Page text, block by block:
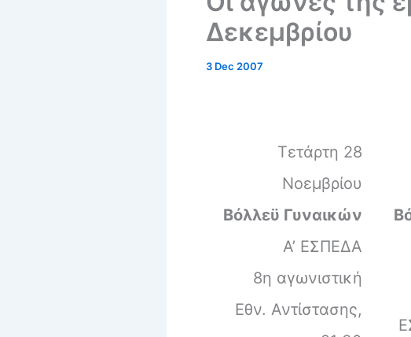
Δεκεμβρίου
3 Dec 2007
Τετάρτη 28
Νοεμβρίου
Βόλλεϋ Γυναικών
Α’ ΕΣΠΕΔΑ
8η αγωνιστική
Εθν. Αντίστασης,